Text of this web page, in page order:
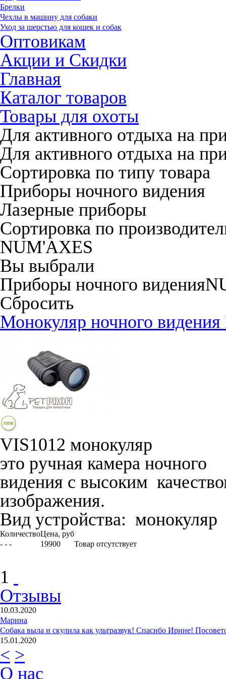
Брелки
Чехлы в машину для собаки
Уход за шерстью для кошек и собак
Оптовикам
Акции и Скидки
Главная
Каталог товаров
Товары для охоты
Для активного отдыха на
Для активного отдыха на
Сортировка по типу товара
Приборы ночного видения
Лазерные приборы
Сортировка по
NUM'AXES
Вы выбрали
Приборы ночного видения
Сбросить
Монокуляр ночного
VIS1012 монокуляр
это ручная камера ночного
видения с высоким
изображения.
Вид устройства: монокуляр
КоличествоЦена, руб
- - -
19900 Товар отсутствует
1
Отзывы
10.03.2020
Марина
Собака выла и скулила как ультразвук! Спасибо Ирине!
15.01.2020
Ксения
Искали определенный парфорс фирмы Sprenger, дешевле
27.06.2019
< >
О нас